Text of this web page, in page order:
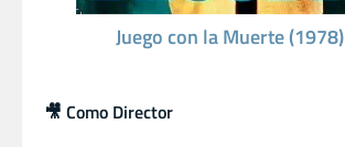
Juego con la Muerte (1978)
🎥 Como Director